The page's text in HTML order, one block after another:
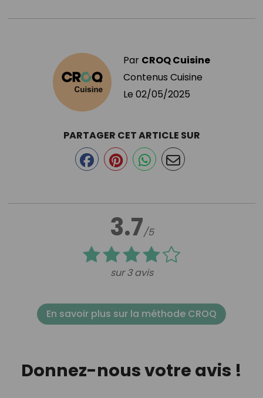
Par CROQ Cuisine
Contenus Cuisine
Le 02/05/2025
3.7/5
sur 3 avis
PARTAGER CET ARTICLE SUR
En savoir plus sur la méthode CROQ
Donnez-nous votre avis !